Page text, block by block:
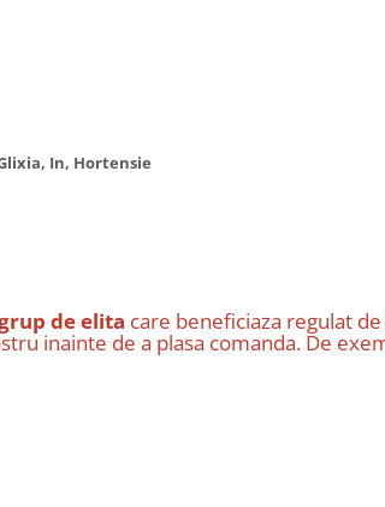
In, Hortensie
de elita care beneficiaza regulat de
inainte de a plasa comanda. De